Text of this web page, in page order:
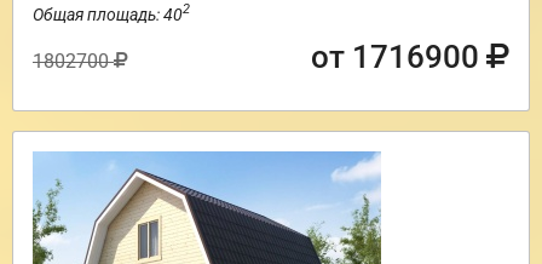
Общая площадь: 402
1802700 от 1716900